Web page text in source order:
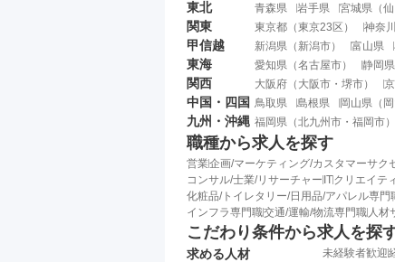
東北 青森県 岩手県 宮城県 （
関東 東京都 （東京23区 ） 神奈
甲信越 新潟県 （ 新潟市） 富山県
東海 愛知県 （名古屋市） 静岡県
関西 大阪府 （ 大阪市 ・ 堺市）
中国・四国 鳥取県 島根県 岡山県 （
九州・沖縄 福岡県 （北九州市 ・ 福岡市）
職種から求人を探す
営業企画/マーケティング/カスタマーサク
コンサル/士業/リサーチャー ITクリエイテ
化粧品/トイレタリー/日用品/アパレル専門
インフラ専門職交通/運輸/物流専門職 人材
こだわり条件から求人を探
求める人材 未経験者歓迎